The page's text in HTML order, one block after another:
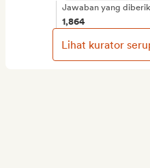
Jawaban yang
1,864
Lihat kurator